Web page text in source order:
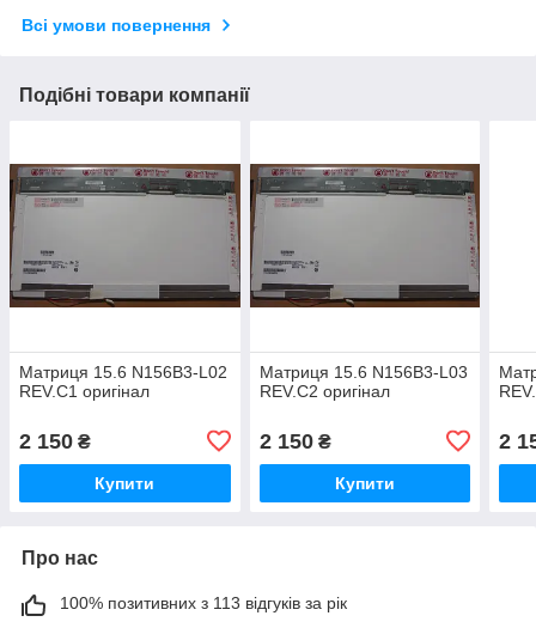
Всі умови повернення
Подібні товари компанії
Матриця 15.6 N156B3-L02
REV.C1 оригінал
2 150 ₴
Купити
Матриця 15.6 N156B3-L03
REV.C2 оригінал
2 150₴
Купити
2
Про нас
100% позитивних з 113 відгуків за рік